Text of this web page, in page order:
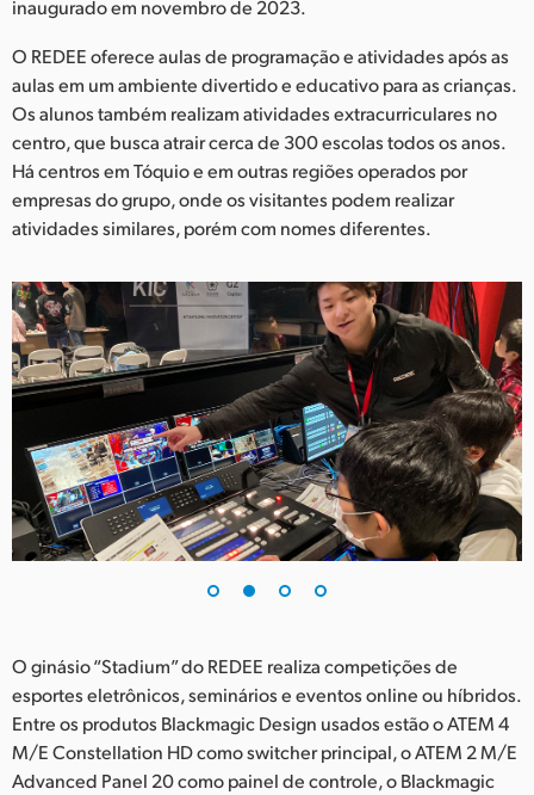
Netherlands
New Zealand
Norway
Poland
Singapore
South Africa
Sweden
Chinese Taipei
Turkey
Ukraine
United Kingdom
United States
inaugurado em novembro de 2023.
O REDEE oferece aulas de programação e atividades após as
aulas em um ambiente divertido e educativo para as crianças.
Os alunos também realizam atividades extracurriculares no
centro, que busca atrair cerca de 300 escolas todos os anos.
Há centros em Tóquio e em outras regiões operados por
empresas do grupo, onde os visitantes podem realizar
atividades similares, porém com nomes diferentes.
O ginásio “Stadium” do REDEE realiza competições de
esportes eletrônicos, seminários e eventos online ou híbridos.
Entre os produtos Blackmagic Design usados estão o ATEM 4
M/E Constellation HD como switcher principal, o ATEM 2 M/E
Advanced Panel 20 como painel de controle, o Blackmagic